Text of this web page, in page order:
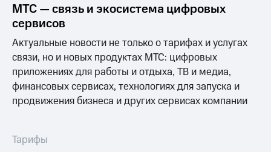
и
аудит
акций
Описание
Программа
приобретения
Порядок
МТС — связь и экосистема цифровых
сервисов
Актуальные новости не только о тарифах и услугах
связи, но и новых продуктах МТС: цифровых
приложениях для работы и отдыха, ТВ и медиа,
финансовых сервисах, технологиях для запуска и
продвижения бизнеса и других сервисах компании
Тарифы